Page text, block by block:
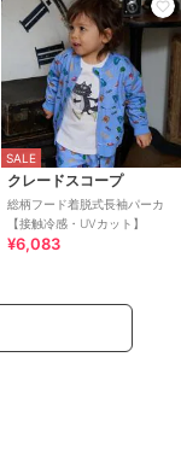
SALE
クレードスコープ
総柄フード着脱式長袖パーカ
【接触冷感・UVカット】
¥6,083